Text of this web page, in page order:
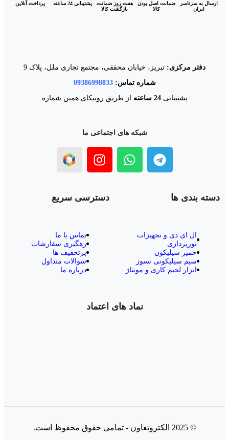
ارسال به سرتاسر
ایران
ضمانت اصل بودن
کالا
هفت روز ضمانت
بازگشت کالا
پشتیبانی 24 ساعته پرداخت آنلاین
دفتر مرکزی: تبریز، خیابان محققی، مجتمع تجاری ملل، پلاک 9
شماره تماس:09386998833
پشتیبانی24 ساعته از طریق روبیکای همین شماره
شبکه های اجتماعی ما
دسته بندی ها
ال‌ ای‌ دی و تجهیزات
نورپردازی
خمیر سیلیکون
سیم سیلیکونی نسوز
ابزار لحیم کاری و مونتاژ
دسترسی سریع
تماس با ما
رهگیری سفارشات
پرتخفیف ها
سوالات متداول
درباره ما
نماد های اعتماد
© 2025 الکتروتعاون - تمامی حقوق محفوظ است.